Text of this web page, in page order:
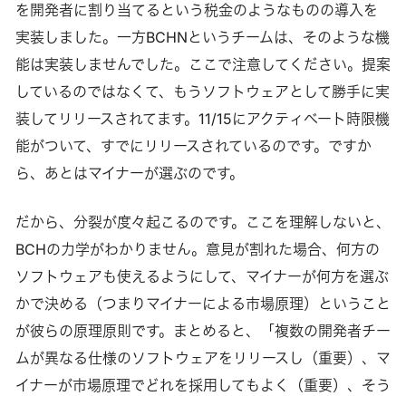
を開発者に割り当てるという税金のようなものの導入を
実装しました。一方BCHNというチームは、そのような機
能は実装しませんでした。ここで注意してください。提案
しているのではなくて、もうソフトウェアとして勝手に実
装してリリースされてます。11/15にアクティベート時限機
能がついて、すでにリリースされているのです。ですか
ら、あとはマイナーが選ぶのです。
だから、分裂が度々起こるのです。ここを理解しないと、
BCHの力学がわかりません。意見が割れた場合、何方の
ソフトウェアも使えるようにして、マイナーが何方を選ぶ
かで決める（つまりマイナーによる市場原理）ということ
が彼らの原理原則です。まとめると、「複数の開発者チー
ムが異なる仕様のソフトウェアをリリースし（重要）、マ
イナーが市場原理でどれを採用してもよく（重要）、そう